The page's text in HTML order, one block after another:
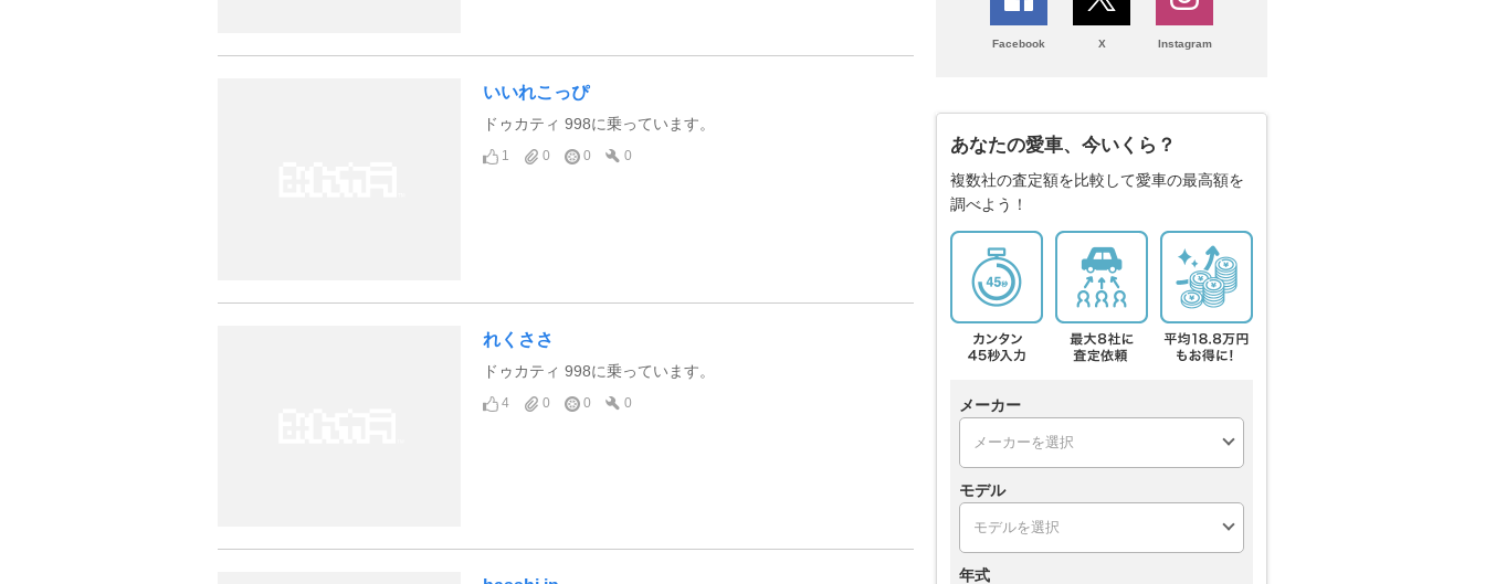
いいれこっぴ
ドゥカティ 998に乗っています。
1 0 0 0
れくささ
ドゥカティ 998に乗っています。
4 0 0 0
Facebook X Instagram
あなたの愛車、今いくら？
複数社の査定額を比較して愛車の最高額を
調べよう！
メーカー
モデル
年式